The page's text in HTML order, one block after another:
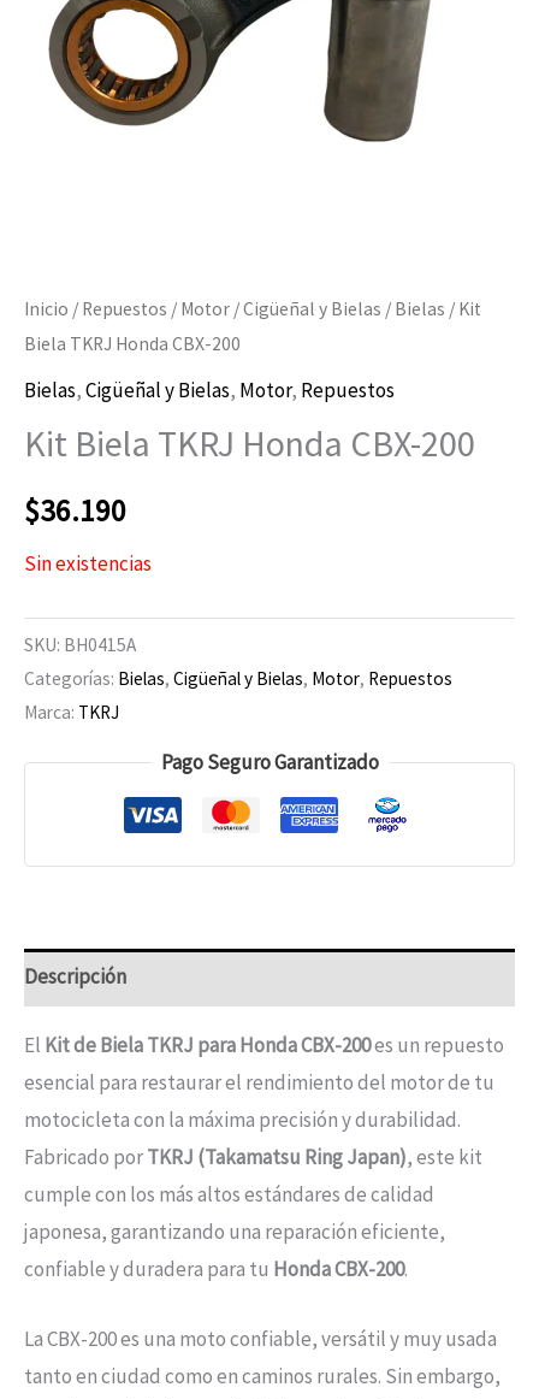
Inicio / Repuestos / Motor /Cigüeñal y Bielas / Bielas / Kit
Biela TKRJ Honda CBX-200
Bielas,Cigüeñal y Bielas, Motor, Repuestos
Kit Biela TKRJ Honda CBX-200
$36.190
Sin existencias
SKU: BH0415A
Categorías: Bielas, Cigüeñal y Bielas, Motor, Repuestos
Marca: TKRJ
Pago Seguro Garantizado
Descripción
El Kit de Biela TKRJ para Honda CBX-200es un repuesto
esencial para restaurar el rendimiento del motor de tu
motocicleta con la máxima precisión y durabilidad.
Fabricado porTKRJ (Takamatsu Ring Japan), este kit
cumple con los más altos estándares de calidad
japonesa, garantizando una reparación eficiente,
confiable y duradera para tu Honda CBX-200.
La CBX-200 es una moto confiable, versátil y muy usada
tanto en ciudad como en caminos rurales. Sin embargo,